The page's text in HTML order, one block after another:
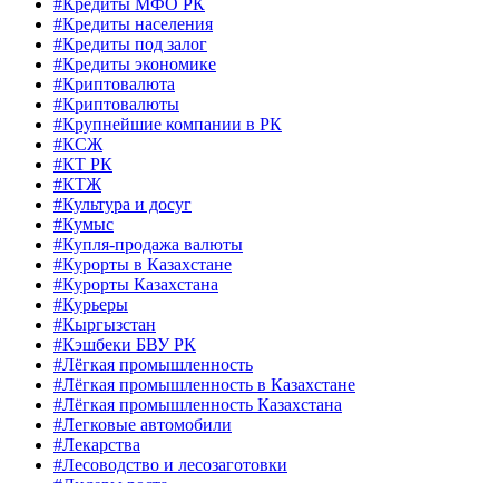
#Кредиты МФО РК
#Кредиты населения
#Кредиты под залог
#Кредиты экономике
#Криптовалюта
#Криптовалюты
#Крупнейшие компании в РК
#КСЖ
#КТ РК
#КТЖ
#Культура и досуг
#Кумыс
#Купля-продажа валюты
#Курорты в Казахстане
#Курорты Казахстана
#Курьеры
#Кыргызстан
#Кэшбеки БВУ РК
#Лёгкая промышленность
#Лёгкая промышленность в Казахстане
#Лёгкая промышленность Казахстана
#Легковые автомобили
#Лекарства
#Лесоводство и лесозаготовки